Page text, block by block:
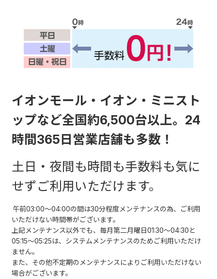
イオンモール・イオン・ミニスト
ップなど全国約6,500台以上。24
時間365日営業店舗も多数！
土日・夜間も時間も手数料も気に
せずご利用いただけます。
午前03:00～04:00の間は30分程度メンテナンスの為、ご利用
いただけない時間帯がございます。
上記メンテナンス以外でも、毎月第二月曜日01:30～04:30と
05:15～05:25は、システムメンテナンスのためご利用いただけ
ません。
また、その他不定期のメンテナンスによりご利用いただけない
場合がございます。